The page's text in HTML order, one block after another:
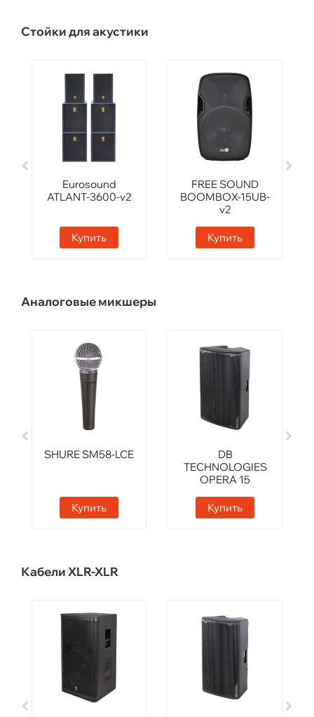
Стойки для акустики
Eurosound
ATLANT-3600-v2
Купить
FREE SOUND
BOOMBOX-15UB-
v2
Купить
Аналоговые микшеры
SHURE SM58-LCE
Купить
DB
TECHNOLOGIES
OPERA 15
Купить
Кабели XLR-XLR